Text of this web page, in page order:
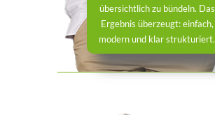
übersichtlich zu bündeln. Das
Ergebnis überzeugt: einfach,
modern und klar strukturiert.